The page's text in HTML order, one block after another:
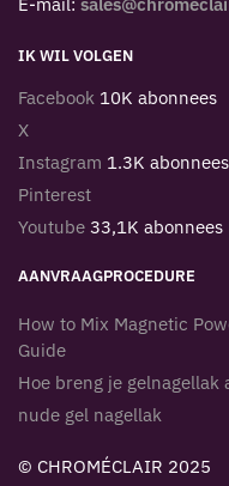
E-mail:
IK WIL VOLGEN
Facebook 10K abonnees
X
Instagram 1.3K abonnees
Pinterest
Youtube 33,1K abonnees
AANVRAAGPROCEDURE
How to Mix Magnetic
Guide
Hoe breng je gelnagellak
nude gel nagellak
© CHROMÉCLAIR 2025